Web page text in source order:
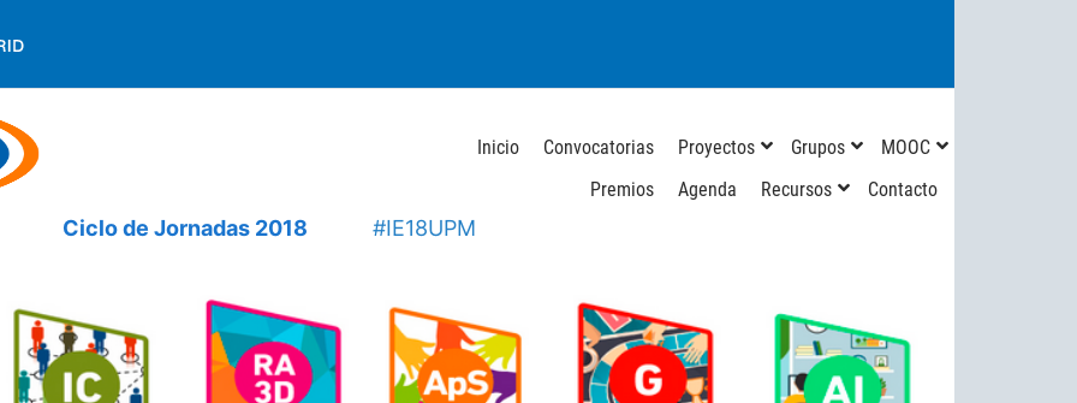
Inicio Convocatorias Proyectos Grupos
MOOC
Premios
Agenda Recursos Contacto
Ciclo de Jornadas 2018 #IE18UPM